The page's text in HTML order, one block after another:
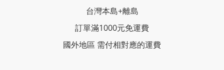
台灣本島+離島
訂單滿1000元免運費
國外地區 需付相對應的運費